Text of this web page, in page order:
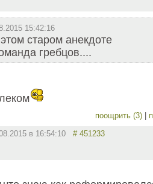
15:42:16
старом анекдоте
гребцов....
поощрить (3)
в 16:54:10 # 451233